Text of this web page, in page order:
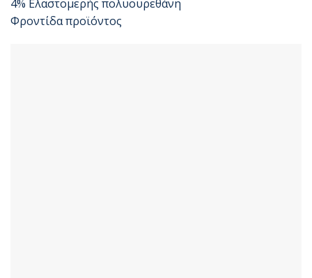
4% Ελαστομερής πολυουρεθάνη
Φροντίδα προϊόντος